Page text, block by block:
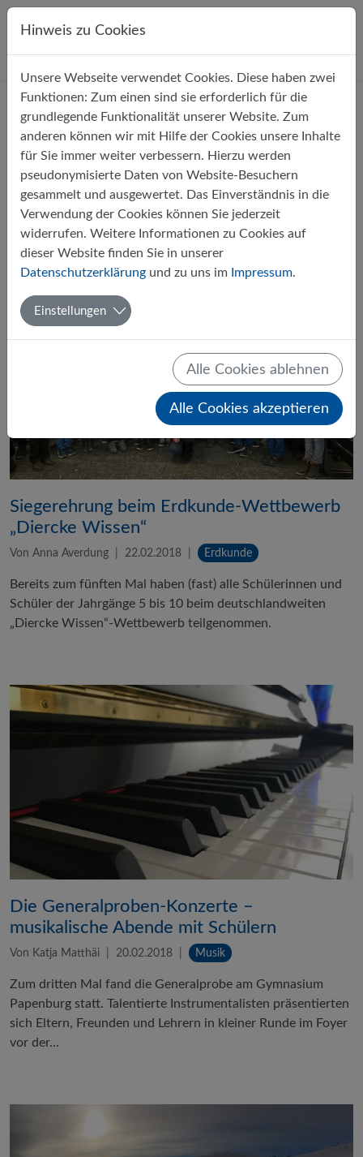
Direkt zur Hauptnavigation springen
Direkt zum Inhalt springen
StartseiteÜber uns Aktuelles
Filter
Monate
1
Siegerehrung beim Erdkunde-Wettbewerb
„Diercke Wissen“
Von Anna Averdung 22.02.2018 Erdkunde
Bereits zum fünften Mal haben (fast) alle Schülerinnen und
Schüler der Jahrgänge 5 bis 10 beim deutschlandweiten
„Diercke Wissen“-Wettbewerb teilgenommen.
Die Generalproben-Konzerte –
musikalische Abende mit Schülern
Von Katja Matthäi 20.02.2018 Musik
Zum dritten Mal fand die Generalprobe am Gymnasium
Papenburg statt. Talentierte Instrumentalisten präsentierten
sich Eltern, Freunden und Lehrern in kleiner Runde im Foyer
vor der…
Hinweis zu Cookies
Unsere Webseite verwendet Cookies. Diese haben zwei
Funktionen: Zum einen sind sie erforderlich für die
grundlegende Funktionalität unserer Website. Zum
anderen können wir mit Hilfe der Cookies unsere Inhalte
für Sie immer weiter verbessern. Hierzu werden
pseudonymisierte Daten von Website-Besuchern
gesammelt und ausgewertet. Das Einverständnis in die
Verwendung der Cookies können Sie jederzeit
widerrufen. Weitere Informationen zu Cookies auf
dieser Website finden Sie in unserer
Datenschutzerklärung und zu uns im Impressum.
Einstellungen
Alle Cookies ablehnen
Alle Cookies akzeptieren